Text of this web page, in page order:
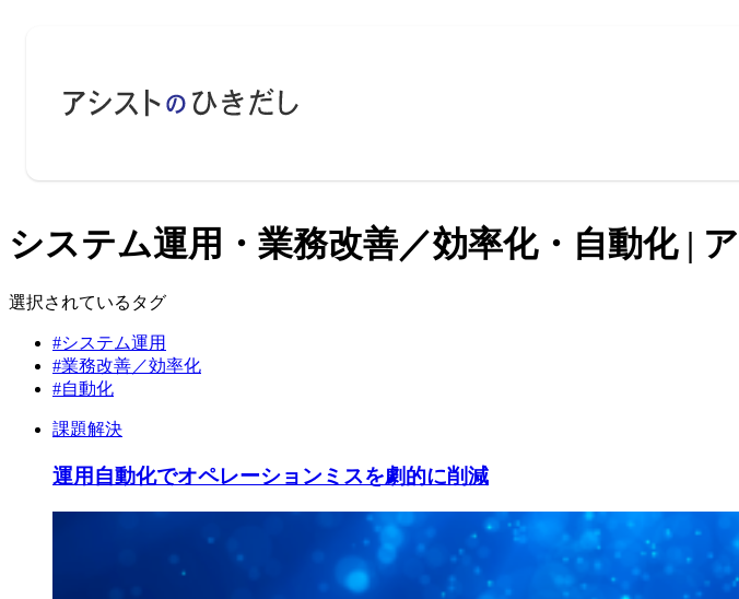
システム運用・業務改善／効率化・自動化 |
選択されているタグ
#システム運用
#業務改善／効率化
#自動化
課題解決
運用自動化でオペレーションミスを劇的に削減